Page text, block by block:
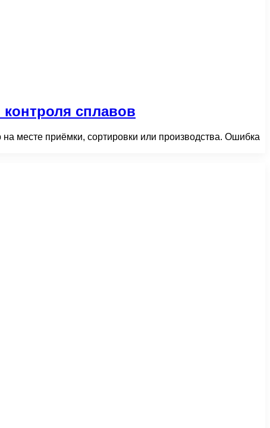
сплавов
месте приёмки, сортировки или производства. Ошибка